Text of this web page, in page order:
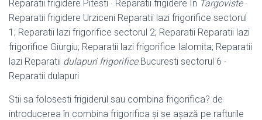
Reparatii frigidere Pitesti · Reparatii frigidere In Targoviste·
Reparatii frigidere Urziceni Reparatii lazi frigorifice sectorul
1; Reparatii lazi frigorifice sectorul 2; Reparatii Reparatii lazi
frigorifice Giurgiu; Reparatii lazi frigorifice Ialomita; Reparatii
lazi Reparatii dulapuri frigorificeBucuresti sectorul 6 ·
Reparatii dulapuri
Stii sa folosesti frigiderul sau combina frigorifica? de
introducerea în combina frigorifica și se așază pe rafturile